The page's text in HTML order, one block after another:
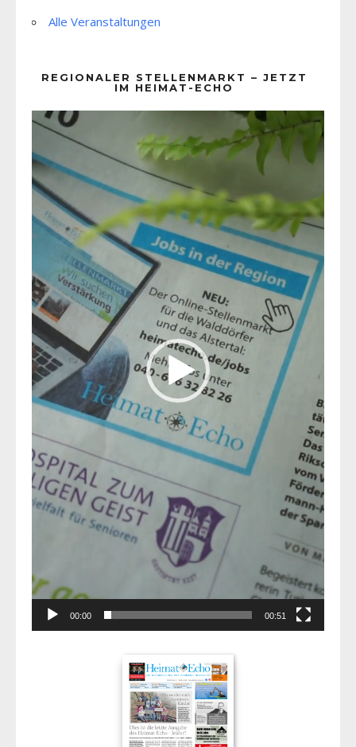
Alle Veranstaltungen
REGIONALER STELLENMARKT – JETZT
IM HEIMAT-ECHO
Player
00:00 00:51